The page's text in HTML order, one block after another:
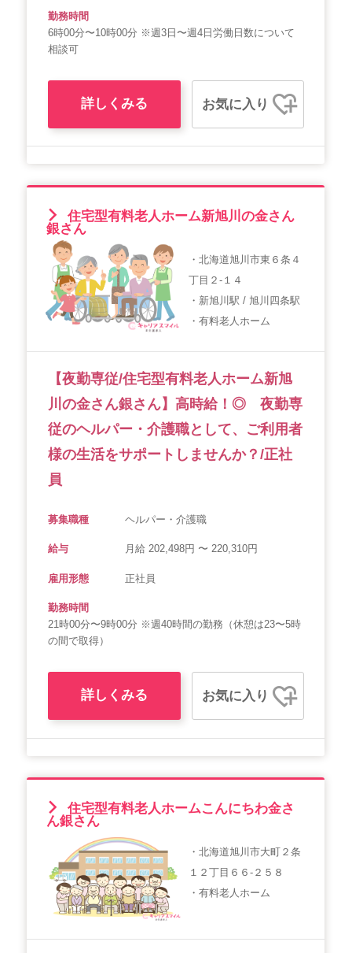
勤務時間
6時00分〜10時00分 ※週3日〜週4日労働日数について
相談可
詳しくみる お気に入り
住宅型有料老人ホーム新旭川の金さん
銀さん
・北海道旭川市東６条４
丁目２-１４
・新旭川駅 / 旭川四条駅
・有料老人ホーム
【夜勤専従/住宅型有料老人ホーム新旭
川の金さん銀さん】高時給！◎ 夜勤専
従のヘルパー・介護職として、ご利用者
様の生活をサポートしませんか？/正社
員
募集職種 ヘルパー・介護職
給与 月給 202,498円 〜 220,310円
雇用形態 正社員
勤務時間
21時00分〜9時00分 ※週40時間の勤務（休憩は23〜5時
の間で取得）
詳しくみる お気に入り
住宅型有料老人ホームこんにちわ金さ
ん銀さん
・北海道旭川市大町２条
１２丁目６６-２５８
・有料老人ホーム